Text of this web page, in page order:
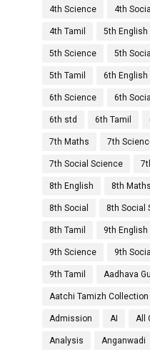
4th Science 4th
4th Tamil 5th English
5th Science 5th
5th Tamil 6th English
6th Science 6th Social
6th std 6th Tamil
7th Maths 7th
7th Social Science
8th English 8th Maths
8th Social 8th Social
8th Tamil 9th English
9th Science 9th
9th Tamil Aadhava
Aatchi Tamizh Collection
Admission AI All
Analysis Anganwadi